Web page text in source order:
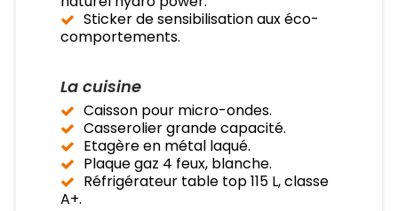
Sticker de sensibilisation aux éco-
comportements.
La cuisine
Caisson pour micro-ondes.
Casserolier grande capacité.
Etagère en métal laqué.
Plaque gaz 4 feux, blanche.
Réfrigérateur table top 115 L, classe
A+.